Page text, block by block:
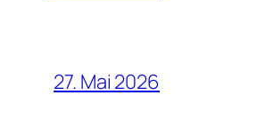
27. Mai 2026